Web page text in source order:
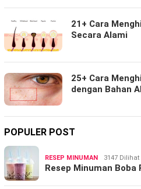
21+ Cara
Secara Alami
25+ Cara
dengan Bahan
POPULER POST
RESEP MINUMAN 3147 Dilihat
Resep Minuman Boba